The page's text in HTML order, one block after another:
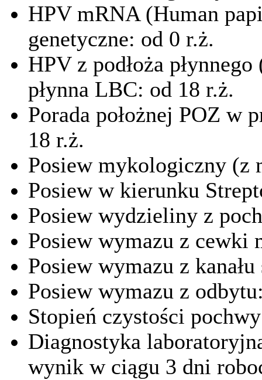
HPV mRNA (Human
genetyczne: od 0 r.ż.
HPV z podłoża
płynna LBC: od 18 r.ż.
Porada położnej POZ w
18 r.ż.
Posiew mykologiczny (z
Posiew w kierunku
Posiew wydzieliny z
Posiew wymazu z cewki
Posiew wymazu z
Posiew wymazu z
Stopień czystości
Diagnostyka
wynik w ciągu 3 dni